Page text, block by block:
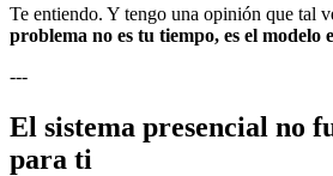
Te entiendo. Y tengo una opinión que tal
problema no es tu tiempo, es el
---
El sistema presencial no
para ti